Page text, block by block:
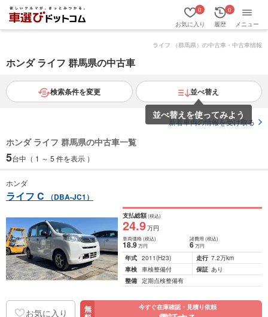
お気に入り
0
履歴
0
メニュー
ライフ （群馬県）の中古車・中古車情報
ホンダ ライフ 群馬県の中古車
検索条件を変更 並べ替え
並べ替えを使ってみよう
新着車両の情報を受け取る
ホンダ ライフ 群馬県の中古車一覧
5台中（ 1 ～ 5 件を表示 ）
ホンダ
ライフ C （DBA-JC1）
支払総額(税込)
24.9万円
車両価格(税込)
18.9万円
諸費用 (税込)
6 万円
年式 2011(H23) 走行 7.2万km
車検 車検整備付 保証 あり
整備 定期点検整備有
お気に入り 無 今すぐ在庫確認・見積り依頼